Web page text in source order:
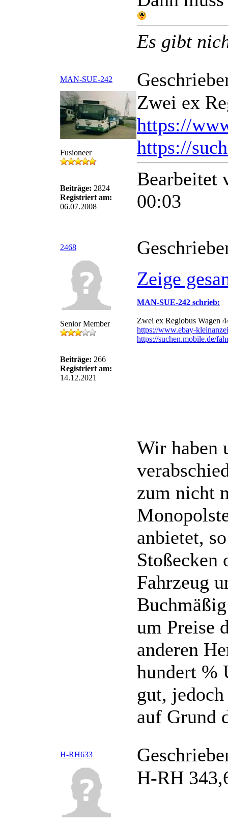
Es gibt
MAN-SUE-242
Fusioneer
Beiträge: 2824
Registriert am:
06.07.2008
Zwei ex
https://
https://
Bearbeitet
00:03
2468
Senior Member
Beiträge: 266
Registriert am:
14.12.2021
Zeige
MAN-SUE-242 schrieb:
Zwei ex Regiobus Wagen
https://www.ebay-
https://suchen.mobile.de/
Wir haben
zum nicht
anbietet,
Stoßecken
Fahrzeug
um Preise
anderen
hundert %
gut,
auf Grund
H-RH633
H-RH